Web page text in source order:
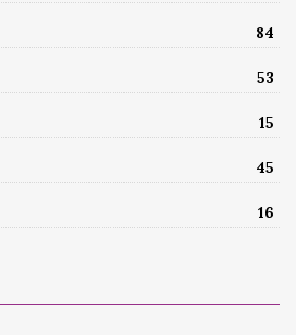
84
53
15
45
16